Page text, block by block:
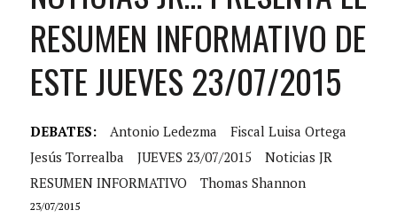
RESUMEN INFORMATIVO DE
ESTE JUEVES 23/07/2015
DEBATES: Antonio Ledezma
Fiscal Luisa Ortega
Jesús Torrealba
JUEVES 23/07/2015
Noticias JR
RESUMEN INFORMATIVO
Thomas Shannon
23/07/2015